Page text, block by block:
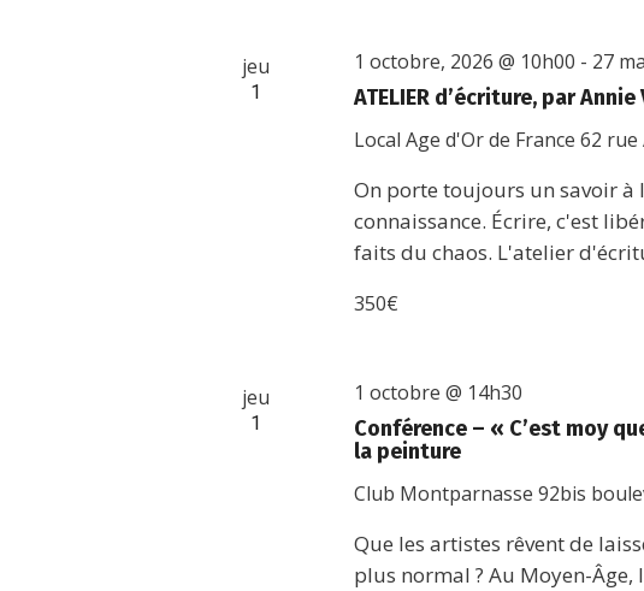
jeu
1 ATELIER d’écriture, par
1 octobre, 2026 @ 10h00 - 27
Local Age d'Or de France62 rue
On porte toujours un savoir
connaissance. Écrire, c'est
faits du chaos. L'atelier
350€
jeu
1
Conférence – « C’est moy
la peinture
1 octobre @ 14h30
Club Montparnasse92bis
Que les artistes rêvent de
plus normal ? Au Moyen-Âge,